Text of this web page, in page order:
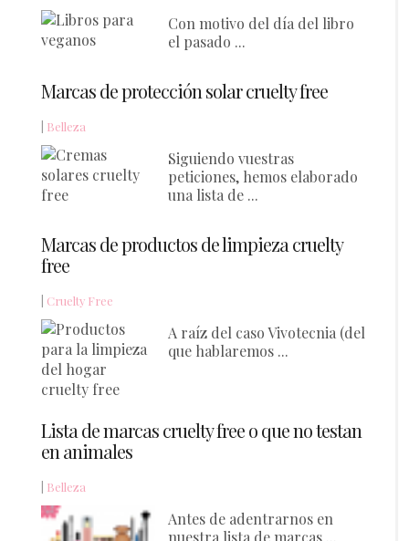
Con motivo del día del libro
el pasado ...
Marcas de protección solar cruelty free
Belleza
Siguiendo vuestras
peticiones, hemos elaborado
una lista de ...
Marcas de productos de limpieza cruelty
free
Cruelty Free
A raíz del caso Vivotecnia (del
que hablaremos ...
Lista de marcas cruelty free o que no testan
en animales
Belleza
Antes de adentrarnos en
nuestra lista de marcas ...